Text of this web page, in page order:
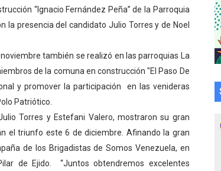
al curso de Emergencia Prehospitalaria
en proceso de ruralidad
El Vigía con microcréditos a emprendedores y
en el sector La Montañita
de origami
Mundial de la Lactancia Materna
“Ignacio Fernández Peña” de la Parroquia
la presencia del candidato Julio Torres y de Noel
también se realizó en las parroquias La
de la comuna en construcción "El Paso De
y promover la participación
en las venideras
Patriótico.
Torres y Estefani Valero, mostraron su gran
el triunfo este 6 de diciembre. Afinando la gran
de los Brigadistas de Somos Venezuela, en
de Ejido.
“Juntos obtendremos excelentes